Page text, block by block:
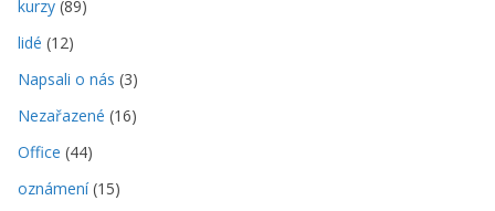
kurzy (89)
lidé (12)
Napsali o nás (3)
Nezařazené (16)
Office (44)
oznámení(15)